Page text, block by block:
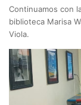
Continuamos con
biblioteca Marisa
Viola.